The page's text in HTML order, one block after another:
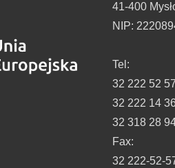
41-400
NIP:
Tel:
32 222 52
32 222 14
32 318 28
Fax:
32 222-52-